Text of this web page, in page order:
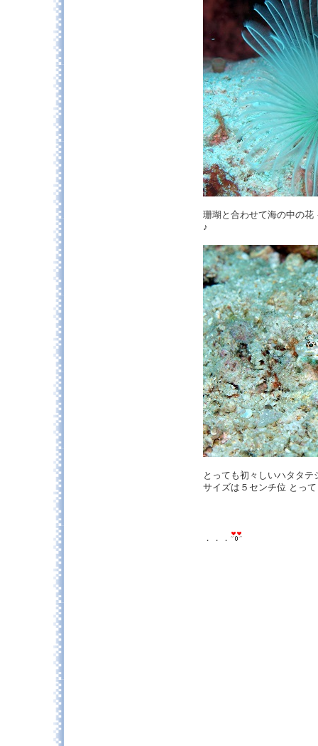
珊瑚と合わせて海の中の
♪
とっても初々しいハタタ
サイズは５センチ位 とっ
．．．